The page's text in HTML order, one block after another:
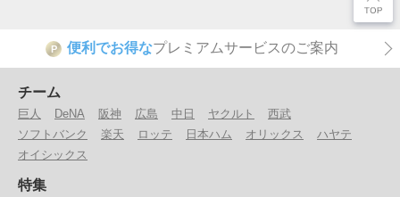
P 便利でお得なプレミアムサービスのご案内
チーム
巨人 DeNA 阪神 広島 中日 ヤクルト
西武
ソフトバンク
楽天 ロッテ 日本ハム オリックス
ハヤテ
オイシックス
特集